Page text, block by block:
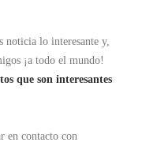
noticia lo interesante y,
¡a todo el mundo!
que son interesantes
en contacto con